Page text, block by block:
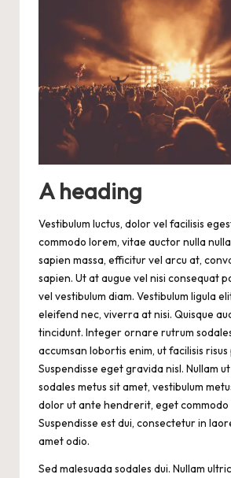
A heading
Vestibulum luctus, dolor vel facilisis
commodo lorem, vitae auctor nulla
sapien massa, efficitur vel arcu at,
sapien. Ut at augue vel nisi consequat
vel vestibulum diam. Vestibulum ligula
eleifend nec, viverra at nisi. Quisque
tincidunt. Integer ornare rutrum
accumsan lobortis enim, ut facilisis
Suspendisse eget gravida nisl. Nullam
sodales metus sit amet, vestibulum
dolor ut ante hendrerit, eget commodo
Suspendisse est dui, consectetur in
amet odio.
Sed malesuada sodales dui. Nullam